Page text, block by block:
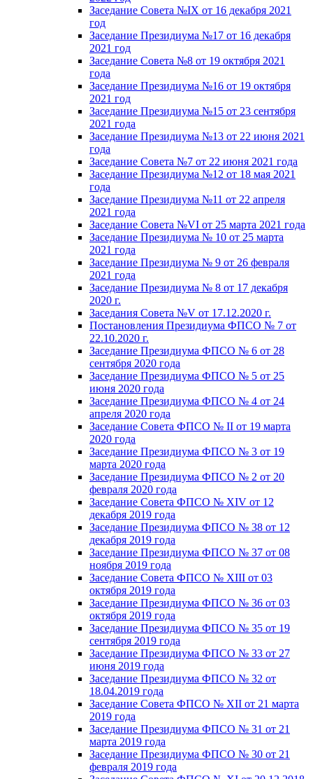
Заседание Совета №IX от 16 декабря 2021
год
Заседание Президиума №17 от 16 декабря
2021 год
Заседание Совета №8 от 19 октября 2021
года
Заседание Президиума №16 от 19 октября
2021 год
Заседание Президиума №15 от 23 сентября
2021 года
Заседание Президиума №13 от 22 июня 2021
года
Заседание Совета №7 от 22 июня 2021 года
Заседание Президиума №12 от 18 мая 2021
года
Заседание Президиума №11 от 22 апреля
2021 года
Заседание Совета №VI от 25 марта 2021 года
Заседание Президиума № 10 от 25 марта
2021 года
Заседание Президиума № 9 от 26 февраля
2021 года
Заседание Президиума № 8 от 17 декабря
2020 г.
Заседания Совета №V от 17.12.2020 г.
Постановления Президиума ФПСО № 7 от
22.10.2020 г.
Заседание Президиума ФПСО № 6 от 28
сентября 2020 года
Заседание Президиума ФПСО № 5 от 25
июня 2020 года
Заседание Президиума ФПСО № 4 от 24
апреля 2020 года
Заседание Совета ФПСО № II от 19 марта
2020 года
Заседание Президиума ФПСО № 3 от 19
марта 2020 года
Заседание Президиума ФПСО № 2 от 20
февраля 2020 года
Заседание Совета ФПСО № XIV от 12
декабря 2019 года
Заседание Президиума ФПСО № 38 от 12
декабря 2019 года
Заседание Президиума ФПСО № 37 от 08
ноября 2019 года
Заседание Совета ФПСО № XIII от 03
октября 2019 года
Заседание Президиума ФПСО № 36 от 03
октября 2019 года
Заседание Президиума ФПСО № 35 от 19
сентября 2019 года
Заседание Президиума ФПСО № 33 от 27
июня 2019 года
Заседание Президиума ФПСО № 32 от
18.04.2019 года
Заседание Совета ФПСО № XII от 21 марта
2019 года
Заседание Президиума ФПСО № 31 от 21
марта 2019 года
Заседание Президиума ФПСО № 30 от 21
февраля 2019 года